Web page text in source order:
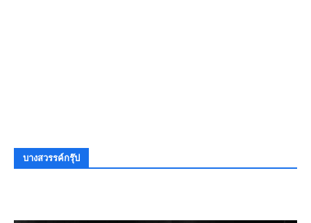
บางสวรรค์กรุ๊ป